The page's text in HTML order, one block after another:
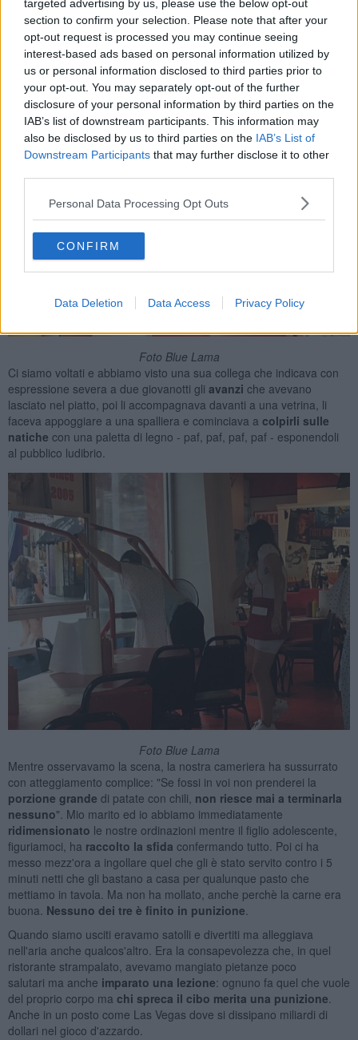
targeted advertising by us, please use the below opt-out
section to confirm your selection. Please note that after your
opt-out request is processed you may continue seeing
interest-based ads based on personal information utilized by
us or personal information disclosed to third parties prior to
your opt-out. You may separately opt-out of the further
disclosure of your personal information by third parties on the
IAB’s list of downstream participants. This information may
also be disclosed by us to third parties on the IAB’s List of
Downstream Participants that may further disclose it to other
Personal Data Processing Opt Outs
CONFIRM
Data Deletion Data Access Privacy Policy
se non finite tutto,andrete in punizione" ci ha detto sorridendo la
deliziosa ragazza bionda che era toccata a noi. "In che senso?" ha
chiesto mio marito. "Nel senso che vi mettiamo in quell'angolo e
sculacciamo" ha risposto la cameriera, facendoci l'occhiolino.
Foto Blue Lama
Ci siamo voltati e abbiamo visto una sua collega che indicava con
espressione severa a due giovanotti gli avanzi che avevano
lasciato nel piatto, poi li accompagnava davanti a una vetrina, li
faceva appoggiare a una spalliera e cominciava a colpirli sulle
natiche con una paletta di legno - paf, paf, paf, paf - esponendoli
al pubblico ludibrio.
Foto Blue Lama
Mentre osservavamo la scena, la nostra cameriera ha sussurrato
con atteggiamento complice: "Se fossi in voi non prenderei la
porzione grande di patate con chili, non riesce mai a terminarla
nessuno". Mio marito ed io abbiamo immediatamente
ridimensionato le nostre ordinazioni mentre il figlio adolescente,
figuriamoci, ha raccolto la sfida confermando tutto. Poi ci ha
messo mezz'ora a ingollare quel che gli è stato servito contro i 5
minuti netti che gli bastano a casa per qualunque pasto che
mettiamo in tavola. Ma non ha mollato, anche perchè la carne era
buona. Nessuno dei tre è finito in punizione.
Quando siamo usciti eravamo satolli e divertiti ma alleggiava
nell'aria anche qualcos'altro. Era la consapevolezza che, in quel
ristorante strampalato, avevamo mangiato pietanze poco
salutari ma anche imparato una lezione: ognuno fa quel che vuole
del proprio corpo ma chi spreca il cibo merita una punizione.
Anche in un posto come Las Vegas dove si dissipano miliardi di
dollari nel gioco d'azzardo.